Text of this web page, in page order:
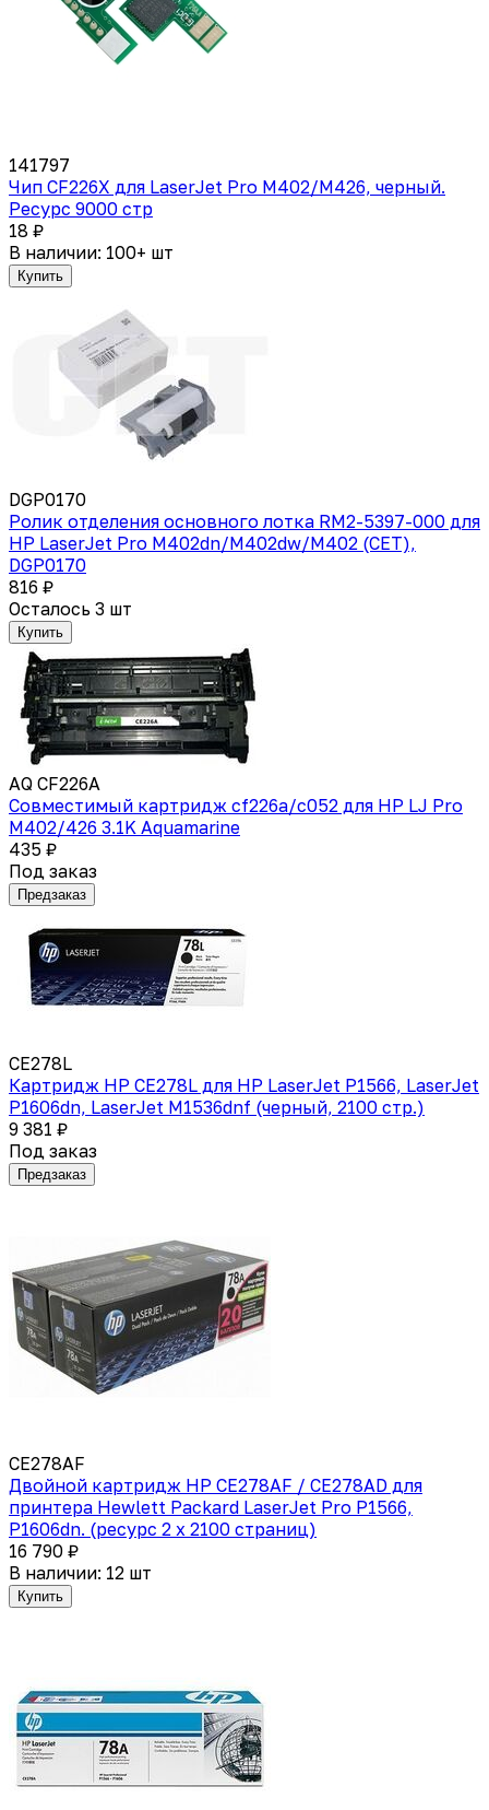
141797
Чип CF226X для LaserJet Pro M402/M426, черный.
Ресурс 9000 стр
18 ₽
В наличии: 100+ шт
Купить
DGP0170
Ролик отделения основного лотка RM2-5397-000 для
HP LaserJet Pro M402dn/M402dw/M402 (CET),
DGP0170
816 ₽
Осталось 3 шт
Купить
AQ CF226A
Совместимый картридж cf226a/c052 для HP LJ Pro
M402/426 3.1K Aquamarine
435 ₽
Под заказ
Предзаказ
CE278L
Картридж HP CE278L для HP LaserJet P1566, LaserJet
P1606dn, LaserJet M1536dnf (черный, 2100 стр.)
9 381 ₽
Под заказ
Предзаказ
CE278AF
Двойной картридж HP CE278AF / CE278AD для
принтера Hewlett Packard LaserJet Pro P1566,
P1606dn. (ресурс 2 x 2100 страниц)
16 790 ₽
В наличии: 12 шт
Купить